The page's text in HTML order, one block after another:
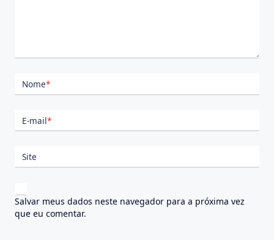
Nome*
E-mail*
Site
Salvar meus dados neste navegador para a próxima vez
que eu comentar.